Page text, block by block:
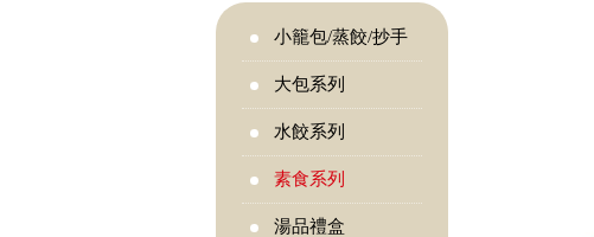
小籠包/蒸餃/抄手
大包系列
水餃系列
素食系列
湯品禮盒